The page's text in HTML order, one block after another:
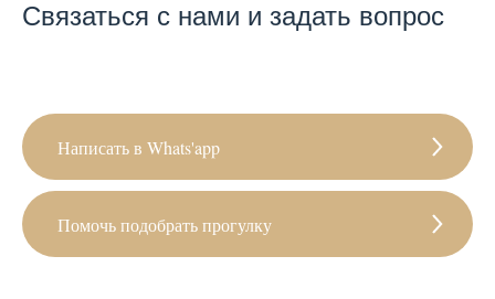
Связаться с нами и задать вопрос
Написать в Whats'app
Помочь подобрать прогулку